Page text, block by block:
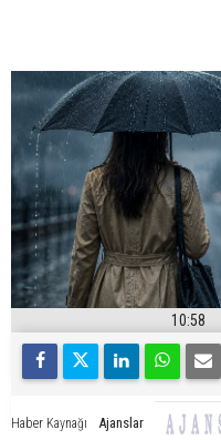
10:58
Haber Kaynağı Ajanslar